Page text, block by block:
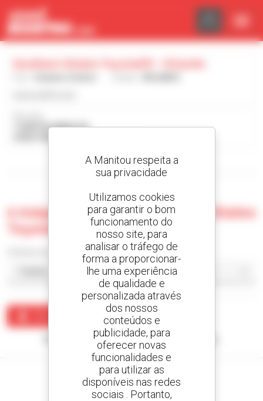
11000 PALMBAY DR
Visualizar os filtros de pesquisa
0 máquina usada no Southern States
Toyotalift - Orlando
Nenhum resultado corresponde à sua pesquisa.
Painel de Gerenciamento de Cookies
A Manitou respeita a
sua privacidade
Utilizamos cookies
para garantir o bom
funcionamento do
nosso site, para
analisar o tráfego de
forma a proporcionar-
lhe uma experiência
de qualidade e
personalizada através
dos nossos
conteúdos e
publicidade, para
oferecer novas
funcionalidades e
para utilizar as
disponíveis nas redes
sociais . Portanto,